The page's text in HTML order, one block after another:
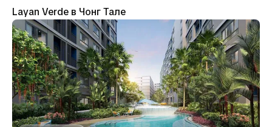
Layan Verde в Чонг Тале